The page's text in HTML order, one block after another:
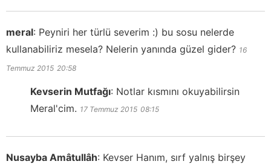
meral: Peyniri her türlü severim :) bu sosu nelerde
kullanabiliriz mesela? Nelerin yanında güzel gider? 16
Temmuz 2015 20:58
Kevserin Mutfağı: Notlar kısmını okuyabilirsin
Meral'cim. 17 Temmuz 2015 08:15
Nusayba Amâtullâh: Kevser Hanım, sırf yalnış birşey